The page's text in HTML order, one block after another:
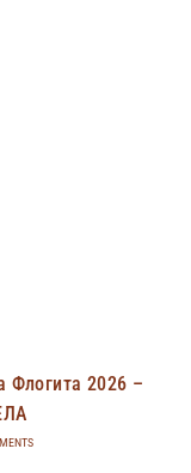
Флогита 2026 –